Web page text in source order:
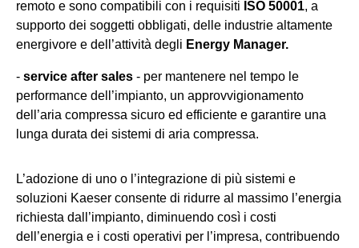
remoto e sono compatibili con i requisiti ISO 50001, a
supporto dei soggetti obbligati, delle industrie altamente
energivore e dell’attività degli Energy Manager.
- service after sales - per mantenere nel tempo le
performance dell’impianto, un approvvigionamento
dell’aria compressa sicuro ed efficiente e garantire una
lunga durata dei sistemi di aria compressa.
L’adozione di uno o l’integrazione di più sistemi e
soluzioni Kaeser consente di ridurre al massimo l’energia
richiesta dall’impianto, diminuendo così i costi
dell’energia e i costi operativi per l’impresa, contribuendo